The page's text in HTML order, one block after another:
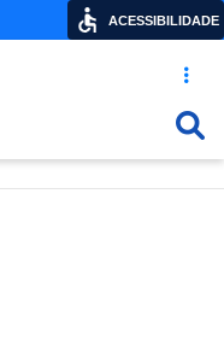
Acesso
ACESSIBILIDADE